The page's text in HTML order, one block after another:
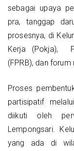
sebagai upaya
pra, tanggap
prosesnya, di
Kerja (Pokja),
(FPRB), dan forum
Proses
partisipatif
diikuti oleh
Lempongsari.
yang ada di